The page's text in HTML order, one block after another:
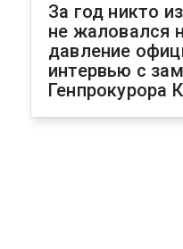
За год никто
не жаловался
давление
интервью с
Генпрокурора